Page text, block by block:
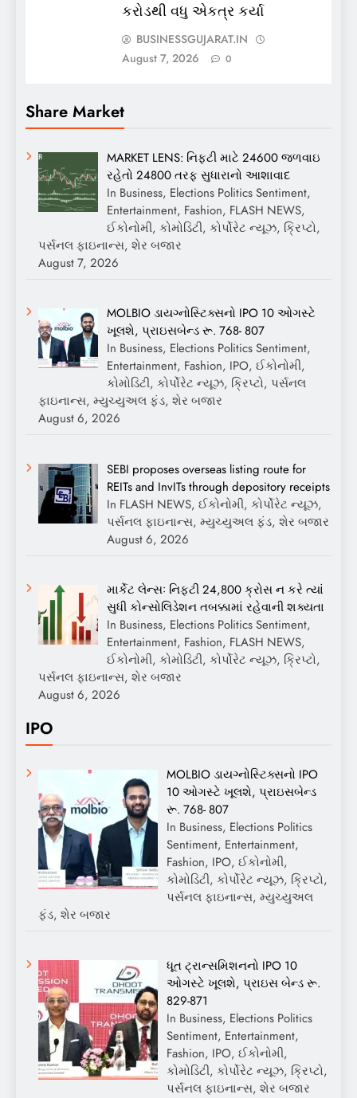
કરોડથી વધુ એકત્ર કર્યા
BUSINESSGUJARAT.IN
August 7, 2026
0
Share Market
MARKET LENS: નિફ્ટી માટે 24600 જળવાઇ
રહેતો 24800 તરફ સુધારાનો આશાવાદ
In Business, Elections Politics Sentiment,
Entertainment, Fashion, FLASH NEWS,
ઈકોનોમી, કોમોડિટી, કોર્પોરેટ ન્યૂઝ, ક્રિપ્ટો,
પર્સનલ ફાઇનાન્સ, શેર બજાર
August 7, 2026
MOLBIO ડાયગ્નોસ્ટિક્સનો IPO 10 ઓગસ્ટે
ખૂલશે, પ્રાઇસબેન્ડ રૂ. 768- 807
In Business, Elections Politics Sentiment,
Entertainment, Fashion, IPO, ઈકોનોમી,
કોમોડિટી, કોર્પોરેટ ન્યૂઝ, ક્રિપ્ટો, પર્સનલ
ફાઇનાન્સ, મ્યુચ્યુઅલ ફંડ, શેર બજાર
August 6, 2026
SEBI proposes overseas listing route for
REITs and InvITs through depository receipts
In FLASH NEWS, ઈકોનોમી, કોર્પોરેટ ન્યૂઝ,
પર્સનલ ફાઇનાન્સ, મ્યુચ્યુઅલ ફંડ, શેર બજાર
August 6, 2026
માર્કેટ લેન્સઃ નિફ્ટી 24,800 ક્રોસ ન કરે ત્યાં
સુધી કોન્સોલિડેશન તબક્કામાં રહેવાની શક્યતા
In Business, Elections Politics Sentiment,
Entertainment, Fashion, FLASH NEWS,
ઈકોનોમી, કોમોડિટી, કોર્પોરેટ ન્યૂઝ, ક્રિપ્ટો,
પર્સનલ ફાઇનાન્સ, શેર બજાર
August 6, 2026
IPO
MOLBIO ડાયગ્નોસ્ટિક્સનો IPO
10 ઓગસ્ટે ખૂલશે, પ્રાઇસબેન્ડ
રૂ. 768- 807
In Business, Elections Politics
Sentiment, Entertainment,
Fashion, IPO, ઈકોનોમી,
કોમોડિટી, કોર્પોરેટ ન્યૂઝ, ક્રિપ્ટો,
પર્સનલ ફાઇનાન્સ, મ્યુચ્યુઅલ
ફંડ, શેર બજાર
ધૂત ટ્રાન્સમિશનનો IPO 10
ઓગસ્ટે ખૂલશે, પ્રાઇસ બેન્ડ રૂ.
829-871
In Business, Elections Politics
Sentiment, Entertainment,
Fashion, IPO, ઈકોનોમી,
કોમોડિટી, કોર્પોરેટ ન્યૂઝ, ક્રિપ્ટો,
પર્સનલ ફાઇનાન્સ, શેર બજાર